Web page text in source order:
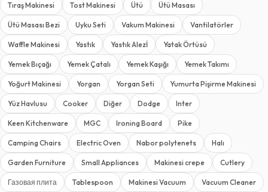
Tıraş Makinesi Tost Makinesi Ütü Ütü Masası
Ütü Masası Bezi Uyku Seti Vakum Makinesi Vantilatörler
Waffle Makinesi Yastık Yastık Alezİ Yatak Örtüsü
Yemek Bıçağı Yemek Çatalı Yemek Kaşığı Yemek Takımı
Yoğurt Makinesi Yorgan Yorgan Seti Yumurta Pişirme Makinesi
Yüz Havlusu Cooker Diğer Dodge Inter
Keen Kitchenware MGC Ironing Board Pike
Camping Chairs Electric Oven Nabor polytenets Halı
Garden Furniture Small Appliances Makinesi crepe Cutlery
Газовая плита Tablespoon Makinesi Vacuum Vacuum Cleaner